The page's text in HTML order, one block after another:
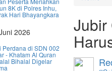
8K di Polres Inhu,
Hari Bhayangkara
2026
Perdana di SDN 002
- Khatam Al Quran
Bihalal Digelar
Jubir